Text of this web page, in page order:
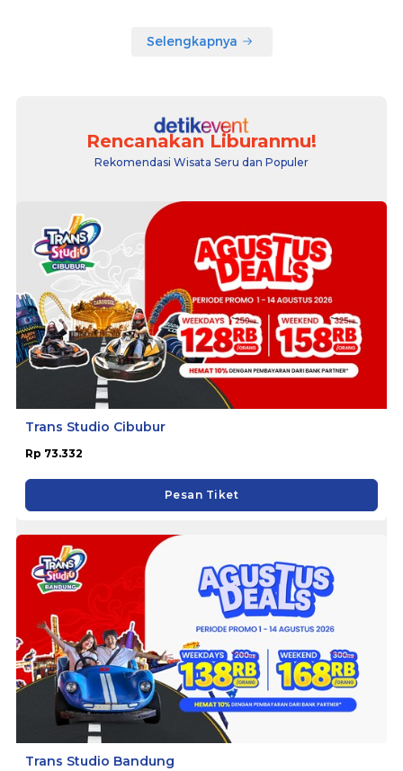
Selengkapnya
Rencanakan Liburanmu!
Rekomendasi Wisata Seru dan Populer
Trans Studio Cibubur
Rp 73.332
Pesan Tiket
Trans Studio Bandung